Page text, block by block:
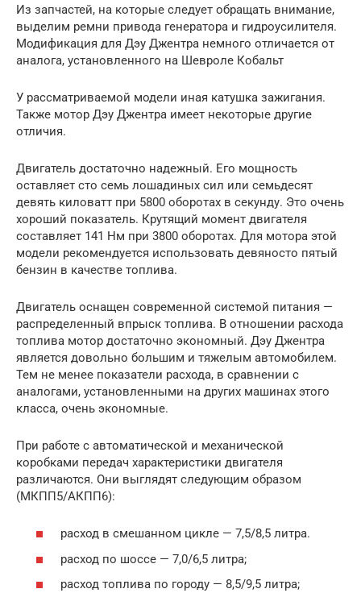
Из запчастей, на которые следует обращать внимание,
выделим ремни привода генератора и гидроусилителя.
Модификация для Дэу Джентра немного отличается от
аналога, установленного на Шевроле Кобальт
У рассматриваемой модели иная катушка зажигания.
Также мотор Дэу Джентра имеет некоторые другие
отличия.
Двигатель достаточно надежный. Его мощность
оставляет сто семь лошадиных сил или семьдесят
девять киловатт при 5800 оборотах в секунду. Это очень
хороший показатель. Крутящий момент двигателя
составляет 141 Нм при 3800 оборотах. Для мотора этой
модели рекомендуется использовать девяносто пятый
бензин в качестве топлива.
Двигатель оснащен современной системой питания —
распределенный впрыск топлива. В отношении расхода
топлива мотор достаточно экономный. Дэу Джентра
является довольно большим и тяжелым автомобилем.
Тем не менее показатели расхода, в сравнении с
аналогами, установленными на других машинах этого
класса, очень экономные.
При работе с автоматической и механической
коробками передач характеристики двигателя
различаются. Они выглядят следующим образом
(МКПП5/АКПП6):
расход в смешанном цикле — 7,5/8,5 литра.
расход по шоссе — 7,0/6,5 литра;
расход топлива по городу — 8,5/9,5 литра;